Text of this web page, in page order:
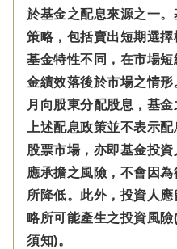
於基金之配息來源之一
策略，包括賣出短期選
基金特性不同，在市場
金績效落後於市場之情
月向股東分配股息，基
上述配息政策並不表示
股票市場，亦即基金投
應承擔之風險，不會因
所降低。此外，投資人
略所可能產生之投資風
須知)。